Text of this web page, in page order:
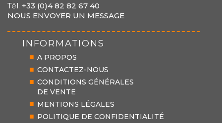
Tél. +33 (0)4 82 82 67 40
NOUS ENVOYER UN MESSAGE
INFORMATIONS
A PROPOS
CONTACTEZ-NOUS
CONDITIONS GÉNÉRALES
DE VENTE
MENTIONS LÉGALES
POLITIQUE DE CONFIDENTIALITÉ